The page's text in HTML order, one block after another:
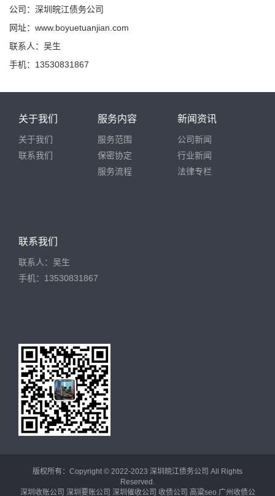
公司：深圳皖江债务公司
网址：www.boyuetuanjian.com
联系人：吴生
手机：13530831867
关于我们
关于我们
联系我们
服务内容
服务范围
保密协定
服务流程
新闻资讯
公司新闻
行业新闻
法律专栏
联系我们
联系人：吴生
手机：13530831867
版权所有：Copyright © 2022-2023 深圳皖江债务公司 All Rights
Reserved.
深圳收账公司 深圳要账公司 深圳催收公司 收债公司 高粱seo 广州收债公